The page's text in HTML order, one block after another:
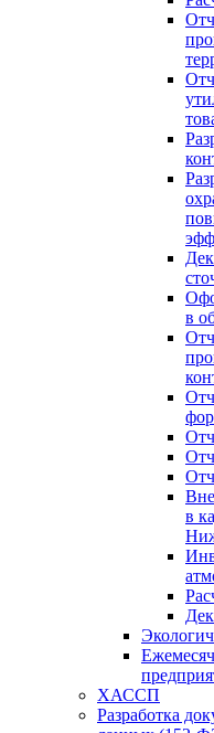
в
в
ХАССП
Разработка